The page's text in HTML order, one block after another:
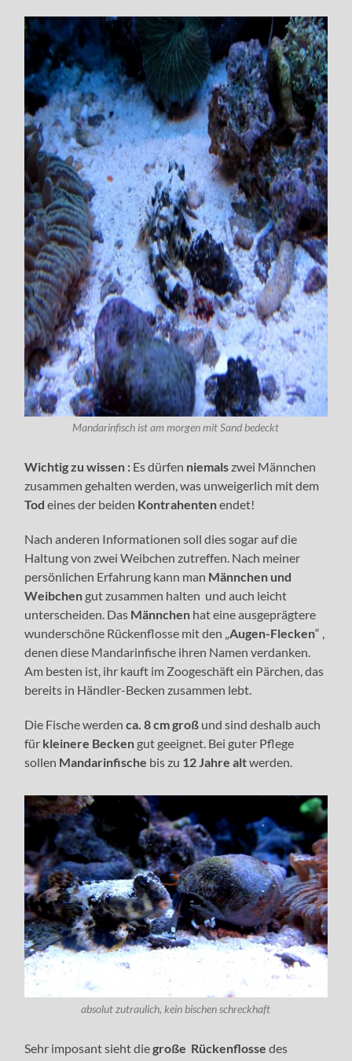
Mandarinfisch ist am morgen mit Sand bedeckt
Wichtig zu wissen : Es dürfen niemalszwei Männchen
zusammen gehalten werden, was unweigerlich mit dem
Tod eines der beiden Kontrahentenendet!
Nach anderen Informationen soll dies sogar auf die
Haltung von zwei Weibchen zutreffen. Nach meiner
persönlichen Erfahrung kann man Männchen und
Weibchen gut zusammen halten und auch leicht
unterscheiden. Das Männchen hat eine ausgeprägtere
wunderschöne Rückenflosse mit den „Augen-Flecken“ ,
denen diese Mandarinfische ihren Namen verdanken.
Am besten ist, ihr kauft im Zoogeschäft ein Pärchen, das
bereits in Händler-Becken zusammen lebt.
Die Fische werden ca. 8 cm groß und sind deshalb auch
für kleinere Becken gut geeignet. Bei guter Pflege
sollen Mandarinfische bis zu 12 Jahre altwerden.
absolut zutraulich, kein bischen schreckhaft
Sehr imposant sieht diegroße Rückenflossedes